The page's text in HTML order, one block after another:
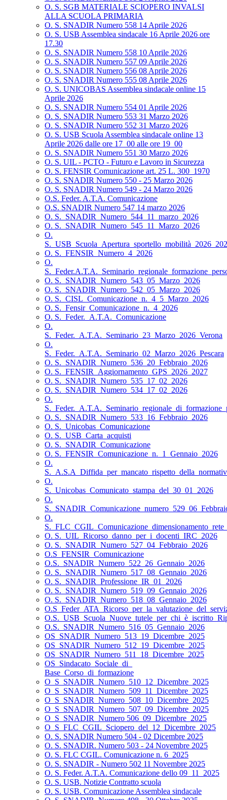
O. S. SGB MATERIALE SCIOPERO INVALSI
ALLA SCUOLA PRIMARIA
O. S. SNADIR Numero 558 14 Aprile 2026
O. S. USB Assemblea sindacale 16 Aprile 2026 ore
17.30
O. S. SNADIR Numero 558 10 Aprile 2026
O. S. SNADIR Numero 557 09 Aprile 2026
O. S. SNADIR Numero 556 08 Aprile 2026
O. S. SNADIR Numero 555 08 Aprile 2026
O. S. UNICOBAS Assemblea sindacale online 15
Aprile 2026
O. S. SNADIR Numero 554 01 Aprile 2026
O. S. SNADIR Numero 553 31 Marzo 2026
O. S. SNADIR Numero 552 31 Marzo 2026
O. S. USB Scuola Assemblea sindacale online 13
Aprile 2026 dalle ore 17_00 alle ore 19_00
O. S. SNADIR Numero 551 30 Marzo 2026
O. S. UIL - PCTO - Futuro e Lavoro in Sicurezza
O. S. FENSIR Comunicazione art. 25 L. 300_1970
O. S. SNADIR Numero 550 - 25 Marzo 2026
O. S. SNADIR Numero 549 - 24 Marzo 2026
O.S. Feder. A.T.A. Comunicazione
O.S. SNADIR Numero 547 14 marzo 2026
O. S._SNADIR_Numero_544_11_marzo_2026
O. S._SNADIR_Numero_545_11_Marzo_2026
O.
O. S._FENSIR_Numero_4_2026
O.
O. S._SNADIR_Numero_543_05_Marzo_2026
O. S._SNADIR_Numero_542_05_Marzo_2026
O. S._CISL_Comunicazione_n._4_5_Marzo_2026
O. S._Fensir_Comunicazione_n._4_2026
O. S._Feder._A.T.A._Comunicazione
O.
S._Feder._A.T.A._Seminario_23_Marzo_2026_Verona
O.
S._Feder._A.T.A._Seminario_02_Marzo_2026_Pescara
O. S._SNADIR_Numero_536_20_Febbraio_2026
O. S._FENSIR_Aggiornamento_GPS_2026_2027
O. S._SNADIR_Numero_535_17_02_2026
O. S._SNADIR_Numero_534_17_02_2026
O.
O. S._SNADIR_Numero_533_16_Febbraio_2026
O. S._Unicobas_Comunicazione
O. S._USB_Carta_acquisti
O. S._SNADIR_Comunicazione
O. S._FENSIR_Comunicazione_n._1_Gennaio_2026
O.
O.
S._Unicobas_Comunicato_stampa_del_30_01_2026
O.
O.
O. S._UIL_Ricorso_danno_per_i_docenti_IRC_2026
O. S._SNADIR_Numero_527_04_Febbraio_2026
O.S_FENSIR_Comunicazione
O.S._SNADIR_Numero_522_26_Gennaio_2026
O. S._SNADIR_Numero_517_08_Gennaio_2026
O. S._SNADIR_Professione_IR_01_2026
O. S._SNADIR_Numero_519_09_Gennaio_2026
O. S._SNADIR_Numero_518_08_Gennaio_2026
O.S._SNADIR_Numero_516_05_Gennaio_2026
OS_SNADIR_Numero_513_19_Dicembre_2025
OS_SNADIR_Numero_512_19_Dicembre_2025
OS_SNADIR_Numero_511_18_Dicembre_2025
OS_Sindacato_Sociale_di_
Base_Corso_di_formazione
O_S_SNADIR_Numero_510_12_Dicembre_2025
O_S_SNADIR_Numero_509_11_Dicembre_2025
O_S_SNADIR_Numero_508_10_Dicembre_2025
O_S_SNADIR_Numero_507_09_Dicembre_2025
O_S_SNADIR_Numero 506_09_Dicembre_2025
O_S_FLC_CGIL_Sciopero_del_12_Dicembre_2025
O. S. SNADIR Numero 504 - 02 Dicembre 2025
O. S. SNADIR. Numero 503 - 24 Novembre 2025
O. S. FLC CGIL. Comunicazione n. 6_2025
O. S. SNADIR - Numero 502 11 Novembre 2025
O. S. Feder. A.T.A. Comunicazione dello 09_11_2025
O. S. USB. Notizie Contratto scuola
O. S. USB. Comunicazione Assemblea sindacale